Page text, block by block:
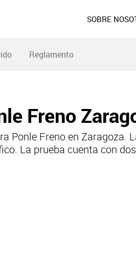
SOBRE
Reglamento
Freno
Ponle Freno en Zaragoza.
La prueba cuenta con